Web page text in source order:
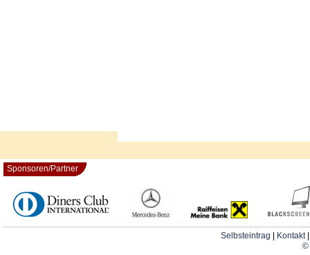
Sponsoren/Partner
Selbsteintrag Kontakt
©